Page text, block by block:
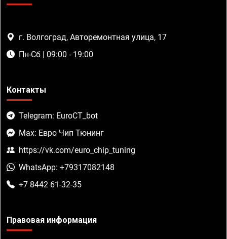
г. Волгоград, Авторемонтная улица, 17
Пн-Сб | 09:00 - 19:00
Контакты
Telegram: EuroCT_bot
Max: Евро Чип Тюнинг
https://vk.com/euro_chip_tuning
WhatsApp: +79317082148
+7 8442 61-32-35
Правовая информация